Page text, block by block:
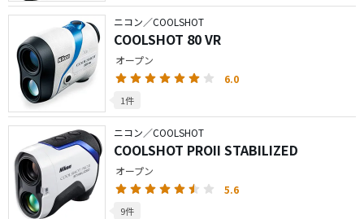
ニコン／COOLSHOT
COOLSHOT 80 VR
オープン
6.0
1件
ニコン／COOLSHOT
COOLSHOT PROII STABILIZED
オープン
5.6
9件